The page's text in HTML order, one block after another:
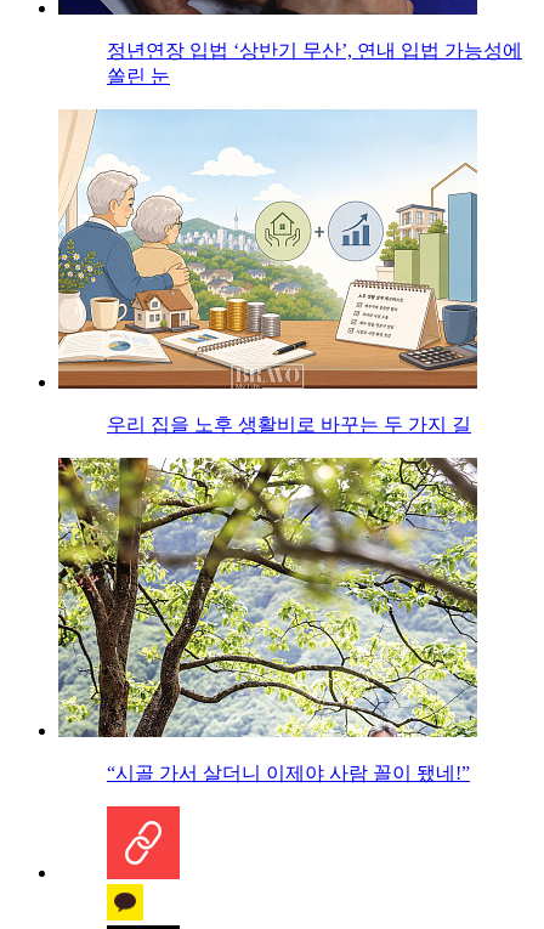
정년연장 입법 ‘상반기 무산’, 연내 입법 가능성에
쏠린 눈
우리 집을 노후 생활비로 바꾸는 두 가지 길
“시골 가서 살더니 이제야 사람 꼴이 됐네!”